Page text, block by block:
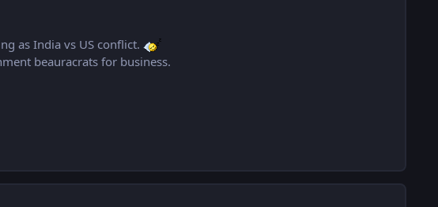
as India vs US conflict.
beauracrats for business.